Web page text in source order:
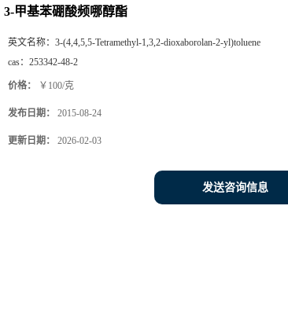
3-甲基苯硼酸频哪醇酯
英文名称： 3-(4,4,5,5-Tetramethyl-1,3,2-dioxaborolan-2-yl)toluene
cas： 253342-48-2
价格： ￥100/克
发布日期： 2015-08-24
更新日期： 2026-02-03
发送咨询信息